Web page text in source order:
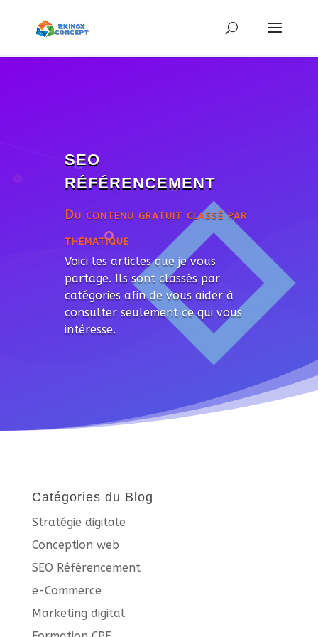
SEO
RÉFÉRENCEMENT
Du contenu gratuit classé par
thématique
Voici les articles que je vous
partage. Ils sont classés par
catégories afin de vous aider à
consulter seulement ce qui vous
intéresse.
Catégories du Blog
Stratégie digitale
Conception web
SEO Référencement
e-Commerce
Marketing digital